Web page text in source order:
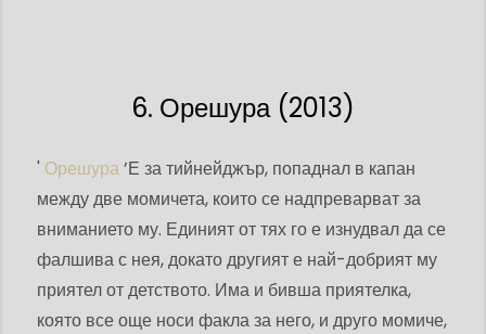
6. Орешура (2013)
' Орешура’Е за тийнейджър, попаднал в капан
между две момичета, които се надпреварват за
вниманието му. Единият от тях го е изнудвал да се
фалшива с нея, докато другият е най-добрият му
приятел от детството. Има и бивша приятелка,
която все още носи факла за него, и друго момиче,